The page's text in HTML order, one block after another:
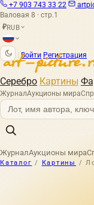
+7 903 743 33 22
Валовая 8 · стр.1
₽RUB
Войти Регистрация
Серебро Картины
ЖурналАукционы мира
ЖурналАукционы мира
Каталог / Картины /